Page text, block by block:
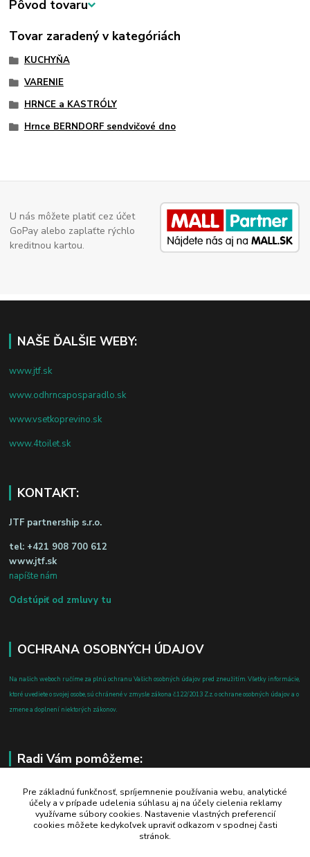
Pôvod tovaru
Tovar zaradený v kategóriách
KUCHYŇA
VARENIE
HRNCE a KASTRÓLY
Hrnce BERNDORF sendvičové dno
U nás môžete platiť cez účet
GoPay alebo zaplaťte rýchlo
kreditnou kartou.
NAŠE ĎALŠIE WEBY:
www.jtf.sk
www.odhrncaposparadlo.sk
www.vsetkoprevino.sk
www.4toilet.sk
KONTAKT:
JTF partnership s.r.o.
tel: +421 908 700 612
www.jtf.sk
napíšte nám
Odstúpiť od zmluvy tu
OCHRANA OSOBNÝCH ÚDAJOV
Na našich weboch ručíme za plnú ochranu Vašich osobných údajov pred zneužitím. Všetky informácie,
ktoré uvediete o svojej osobe, sú chránené v zmysle zákona č.122/2013 Z.z. o ochrane osobných údajov a o
zmene a doplnení niektorých zákonov.
Radi Vám pomôžeme:
+421 908 700 612
po-pia: 8.00 - 16.00
business@jtf.sk
Pre základnú funkčnosť, spríjemnenie používania webu, analytické
účely a v prípade udelenia súhlasu aj na účely cielenia reklamy
využívame súbory cookies. Nastavenie vlastných preferencií
cookies môžete kedykoľvek upraviť odkazom v spodnej časti
stránok.